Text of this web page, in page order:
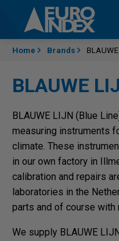
Skip to content
Home Brands
BLAUWE
BLAUWE LIJN (Blue
measuring instruments
climate. These
in our own factory in
calibration and repairs
laboratories in the
parts and of course with
We supply BLAUWE